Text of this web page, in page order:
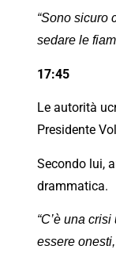
“Sono sicuro
sedare le
17:45
Le autorità
Presidente
Secondo lui,
drammatica.
“C’è una
essere